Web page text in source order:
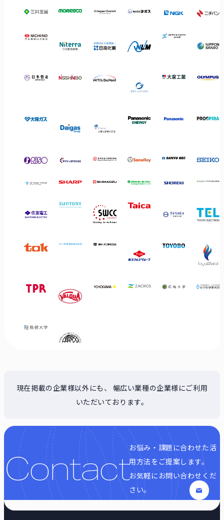
現在掲載の企業様以外にも、 幅広い業種の企業様にご利用
いただいております。
Contact
お悩み・課題に合わせた活
用方法をご提案します。
お気軽にお問い合わせくだ
さい。